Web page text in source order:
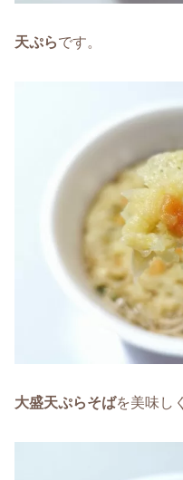
天ぷらです。
大盛天ぷらそばを美味し